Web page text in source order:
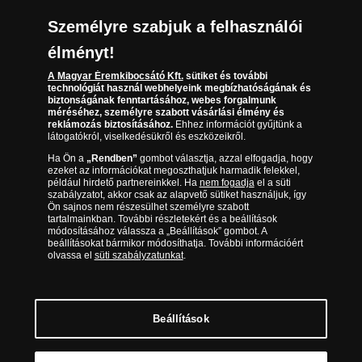
Társaságunkról
Az érmék és érmek ára és értéke
Gyakran ismételt kérdések
Adatkezelés
(díjmentesen hívható hétfőtől csütörtökig 9.00 és
17.00 óra között, péntekenként 9.00 és 15.00 óra
között)
Cégjegyzékszám: 01-09-957944, Adószám: 23275395-2-41 A Társaság a
Magyar Kereskedelmi Engedélyezési Hivatal Nemesfémvizsgáló és
Hitelesítő Hatóság (1089 Budapest, Bláthy Ottó utca 3-5.)
engedélyéhez kötött tevékenységet folytat. Kereskedelmi engedély
Személyre szabjuk a felhasználói
élményt!
A Magyar Éremkibocsátó Kft.sütiket és további
technológiát használ webhelyeink megbízhatóságának és
biztonságának fenntartásához, webes forgalmunk
méréséhez, személyre szabott vásárlási élmény és
reklámozás biztosításához.Ehhez információt gyűjtünk a
látogatókról, viselkedésükről és eszközeikről.
Ha Ön a „Rendben”gombot választja, azzal elfogadja, hogy
ezeket az információkat megoszthatjuk harmadik felekkel,
például hirdető partnereinkkel. Ha nem fogadjael a süti
szabályzatot, akkor csak az alapvető sütiket használjuk, így
Ön sajnos nem részesülhet személyre szabott
tartalmainkban. További részletekért és a beállítások
módosításához válassza a „Beállítások” gombot. A
beállításokat bármikor módosíthatja. További információért
olvassa el süti szabályzatunkat.
Beállítások